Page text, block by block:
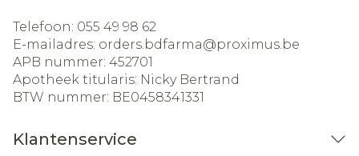
Telefoon: 055 49 98 62
E-mailadres: orders.bdfarma@proximus.be
APB nummer: 452701
Apotheek titularis: Nicky Bertrand
BTW nummer: BE0458341331
Klantenservice